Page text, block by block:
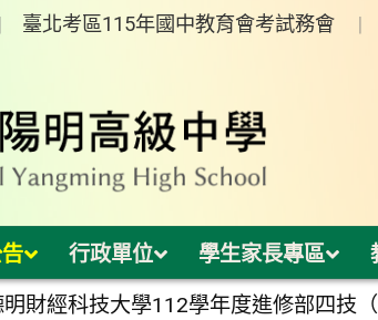
臺北考區115年國中教育會考試務會
行政單位 學生家長專區
明財經科技大學112學年度進修部四技